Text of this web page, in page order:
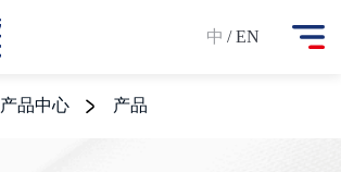
中 / EN
产品中心 产品